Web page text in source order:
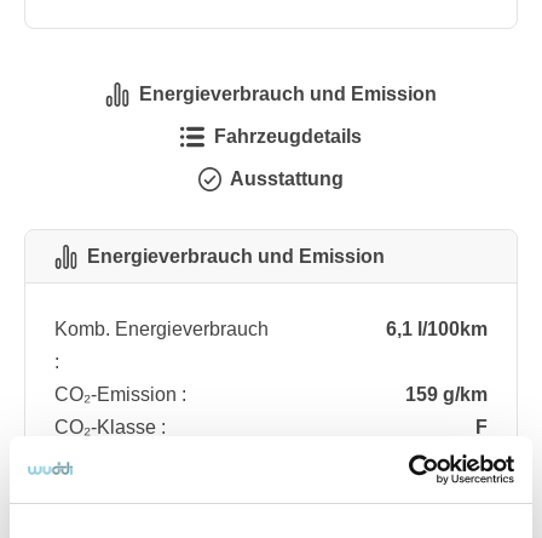
Energieverbrauch und Emission
Fahrzeugdetails
Ausstattung
Energieverbrauch und Emission
Komb. Energieverbrauch
:
6,1 l/100km
CO₂-Emission :
159 g/km
CO₂-Klasse :
F